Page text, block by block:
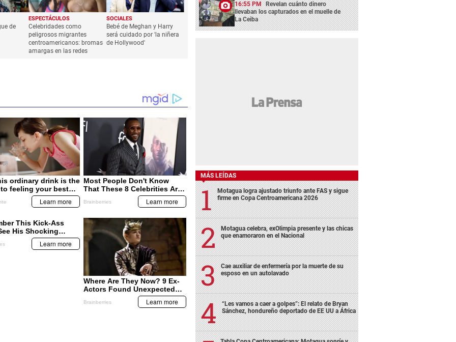
de
ESPECTÁCULOS
Celebridades como
peligrosos migrantes
centroamericanos: bromas
amargas en las redes
SOCIALES
Bebé de Meghan y Harry
será cuidado por 'la niñera
de Hollywood'
16:55 PM Revelan cuánto dinero
llevaban los capturados en el muelle de
La Ceiba
MÁS LEÍDAS
Motagua logra ajustado triunfo ante FAS y sigue
firme en Copa Centroamericana 2026
Motagua celebra, exOlimpia presente y las chicas
que enamoraron en el Nacional
Cae auxiliar de enfermería por la muerte de su
esposo en un autolavado
“Les vamos a caer a golpes”: El relato de Bryan
Sánchez, hondureño deportado de EE UU a África